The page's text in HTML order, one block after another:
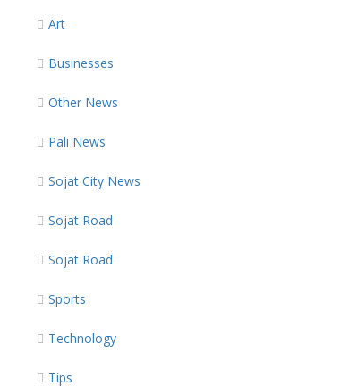
Art
Businesses
Other News
Pali News
Sojat City News
Sojat Road
Sojat Road
Sports
Technology
Tips